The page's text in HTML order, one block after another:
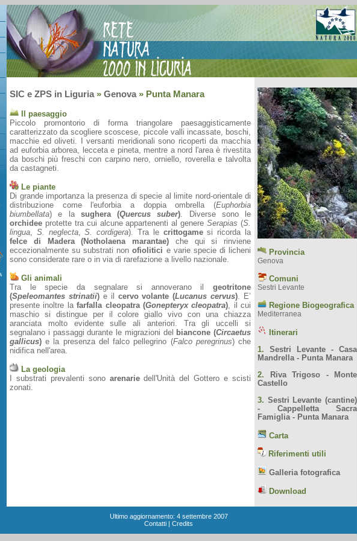
SIC e ZPS in Liguria » Genova » Punta Manara
Il paesaggio
Piccolo promontorio di forma triangolare paesaggisticamente
caratterizzato da scogliere scoscese, piccole valli incassate, boschi,
macchie ed oliveti. I versanti meridionali sono ricoperti da macchia
ad euforbia arborea, lecceta e pineta, mentre a nord l'area è rivestita
da boschi più freschi con carpino nero, orniello, roverella e talvolta
da castagneti.
Le piante
Di grande importanza la presenza di specie al limite nord-orientale di
distribuzione come l'euforbia a doppia ombrella (Euphorbia
biumbellata) e la sughera (Quercus suber). Diverse sono le
orchidee protette tra cui alcune appartenenti al genereSerapias (S.
lingua, S. neglecta,S. cordigera). Tra le crittogamesi ricorda la
felce di Madera (Notholaena marantae) che qui si rinviene
eccezionalmente su substrati nonofiolitici e varie specie di licheni
sono considerate rare o in via di rarefazione a livello nazionale.
Gli animali
Tra le specie da segnalare si annoverano il geotritone
(Speleomantes strinatii)e il cervo volante (Lucanus cervus). E’
presente inoltre lafarfalla cleopatra (Gonepteryx cleopatra), il cui
maschio si distingue per il colore giallo vivo con una chiazza
aranciata molto evidente sulle ali anteriori. Tra gli uccelli si
segnalano i passaggi durante le migrazioni del biancone (Circaetus
gallicus) e la presenza del falco pellegrino (Falco peregrinus) che
nidifica nell'area.
La geologia
I substrati prevalenti sono arenariedell'Unità del Gottero e scisti
zonati.
Provincia
Genova
Comuni
Sestri Levante
Regione Biogeografica
Mediterranea
Itinerari
1. Sestri Levante - Casa
Mandrella - Punta Manara
2.
Riva Trigoso - Monte
Castello
3. Sestri Levante (cantine)
- Cappelletta Sacra
Famiglia - Punta Manara
Carta
Riferimenti utili
Galleria fotografica
Download
Ultimo aggiornamento: 4 settembre 2007
Contatti | Credits